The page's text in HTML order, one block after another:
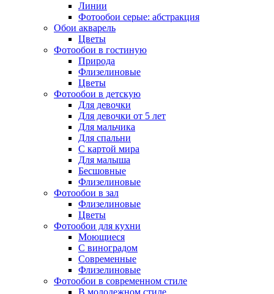
Линии
Фотообои серые: абстракция
Обои акварель
Цветы
Фотообои в гостиную
Природа
Флизелиновые
Цветы
Фотообои в детскую
Для девочки
Для девочки от 5 лет
Для мальчика
Для спальни
С картой мира
Для малыша
Бесшовные
Флизелиновые
Фотообои в зал
Флизелиновые
Цветы
Фотообои для кухни
Моющиеся
С виноградом
Современные
Флизелиновые
Фотообои в современном стиле
В молодежном стиле